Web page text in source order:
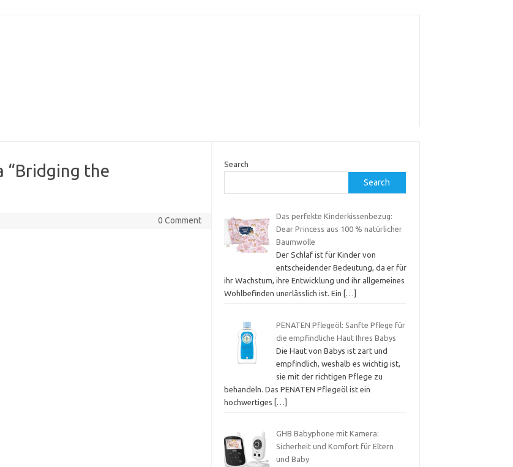
“Bridging the
0 Comment
Search
Search
Das perfekte Kinderkissenbezug:
Dear Princess aus 100 % natürlicher
Baumwolle
Der Schlaf ist für Kinder von
entscheidender Bedeutung, da er für
ihr Wachstum, ihre Entwicklung und ihr allgemeines
Wohlbefinden unerlässlich ist. Ein
[…]
PENATEN Pflegeöl: Sanfte Pflege für
die empfindliche Haut Ihres Babys
Die Haut von Babys ist zart und
empfindlich, weshalb es wichtig ist,
sie mit der richtigen Pflege zu
behandeln. Das PENATEN Pflegeöl ist ein
hochwertiges […]
GHB Babyphone mit Kamera:
Sicherheit und Komfort für Eltern
und Baby